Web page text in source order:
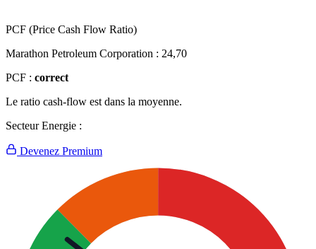
PCF (Price Cash Flow Ratio)
Marathon Petroleum Corporation : 24,70
PCF : correct
Le ratio cash-flow est dans la moyenne.
Secteur Energie :
Devenez Premium